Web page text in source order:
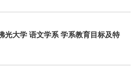
光大学 语文学系 学系教育目标及特